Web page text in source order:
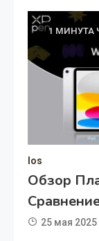
1 МИНУТА
Ios
Обзор
25 мая 2025